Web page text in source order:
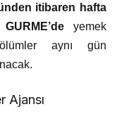
itibaren hafta
yemek
aynı gün
Ajansı